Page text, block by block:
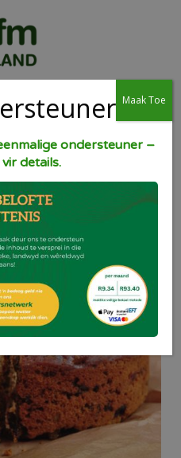
ondersteuner –
details.
Maak Toe